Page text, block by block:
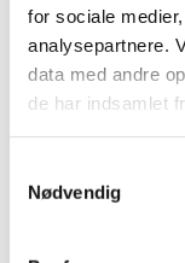
for sociale
analysepartnere.
data med andre
de har indsamlet
Nødvendig